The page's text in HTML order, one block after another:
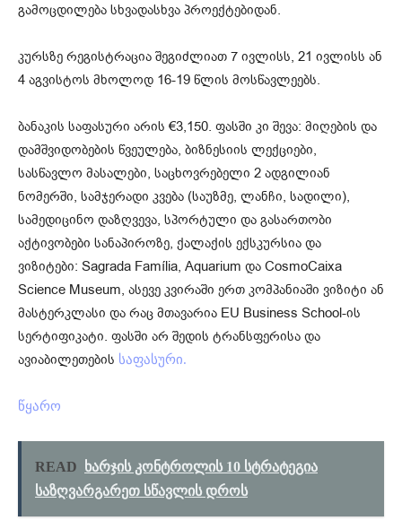
გამოცდილება სხვადასხვა პროექტებიდან.
კურსზე რეგისტრაცია შეგიძლიათ 7 ივლისს, 21 ივლისს ან
4 აგვისტოს მხოლოდ 16-19 წლის მოსწავლეებს.
ბანაკის საფასური არის €3,150. ფასში კი შევა: მიღების და
დამშვიდობების წვეულება, ბიზნესიის ლექციები,
სასწავლო მასალები, საცხოვრებელი 2 ადგილიან
ნომერში, სამჯერადი კვება (საუზმე, ლანჩი, სადილი),
სამედიცინო დაზღვევა, სპორტული და გასართობი
აქტივობები სანაპიროზე, ქალაქის ექსკურსია და
ვიზიტები: Sagrada Família, Aquarium და CosmoCaixa
Science Museum, ასევე კვირაში ერთ კომპანიაში ვიზიტი ან
მასტერკლასი და რაც მთავარია EU Business School-ის
სერტიფიკატი. ფასში არ შედის ტრანსფერისა და
ავიაბილეთების საფასური.
წყარო
READ ხარჯის კონტროლის 10 სტრატეგია
საზღვარგარეთ სწავლის დროს